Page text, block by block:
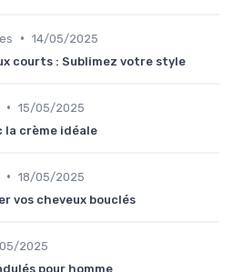
• 14/05/2025
courts : Sublimez votre style
• 15/05/2025
la crème idéale
• 18/05/2025
vos cheveux bouclés
2025
pour homme